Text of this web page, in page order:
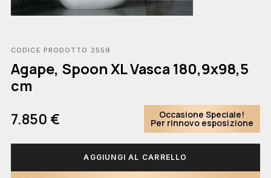
CODICE PRODOTTO 2559
Agape, Spoon XL Vasca 180,9x98,5
cm
7.850 €
Occasione Speciale!
Per rinnovo esposizione
AGGIUNGI AL CARRELLO